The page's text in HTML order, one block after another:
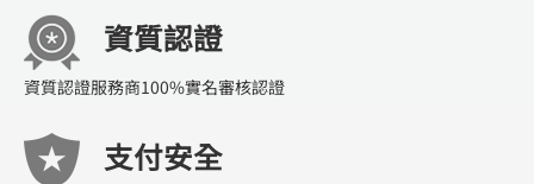
資質認證
資質認證服務商100%實名審核認證
支付安全